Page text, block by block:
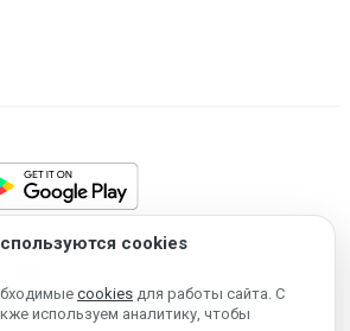
на MESF OÜ 2013-2026 ©
Политика конфиденциальности
cookies
cookies для работы сайта. С
используем аналитику, чтобы